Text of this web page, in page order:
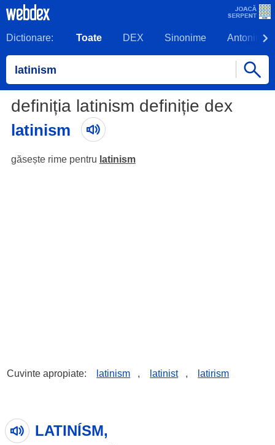
Dictionare: Toate DEX Sinonime Antonime
definiția latinism definiție dex
latinism
găsește rime pentru latinism
Cuvinte apropiate: latinism , latinist , latirism
LATINÍSM,